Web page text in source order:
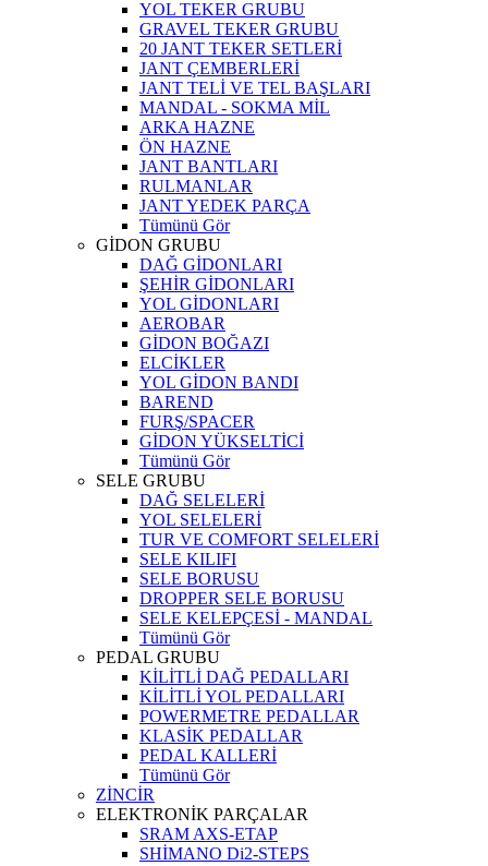
YOL TEKER GRUBU
GRAVEL TEKER GRUBU
20 JANT TEKER SETLERİ
JANT ÇEMBERLERİ
JANT TELİ VE TEL BAŞLARI
MANDAL - SOKMA MİL
ARKA HAZNE
ÖN HAZNE
JANT BANTLARI
RULMANLAR
JANT YEDEK PARÇA
Tümünü Gör
GİDON GRUBU
DAĞ GİDONLARI
ŞEHİR GİDONLARI
YOL GİDONLARI
AEROBAR
GİDON BOĞAZI
ELCİKLER
YOL GİDON BANDI
BAREND
FURŞ/SPACER
GİDON YÜKSELTİCİ
Tümünü Gör
SELE GRUBU
DAĞ SELELERİ
YOL SELELERİ
TUR VE COMFORT SELELERİ
SELE KILIFI
SELE BORUSU
DROPPER SELE BORUSU
SELE KELEPÇESİ - MANDAL
Tümünü Gör
PEDAL GRUBU
KİLİTLİ DAĞ PEDALLARI
KİLİTLİ YOL PEDALLARI
POWERMETRE PEDALLAR
KLASİK PEDALLAR
PEDAL KALLERİ
Tümünü Gör
ZİNCİR
ELEKTRONİK PARÇALAR
SRAM AXS-ETAP
SHİMANO Di2-STEPS